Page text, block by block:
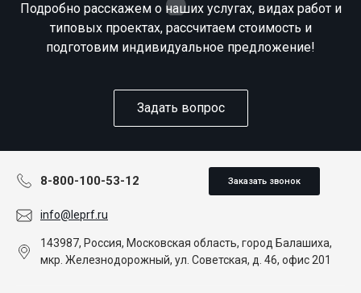
Подробно расскажем о наших услугах, видах работ и
типовых проектах, рассчитаем стоимость и
подготовим индивидуальное предложение!
Задать вопрос
8-800-100-53-12 Заказать звонок
info@leprf.ru
143987, Россия, Московская область, город Балашиха,
мкр. Железнодорожный, ул. Советская, д. 46, офис 201